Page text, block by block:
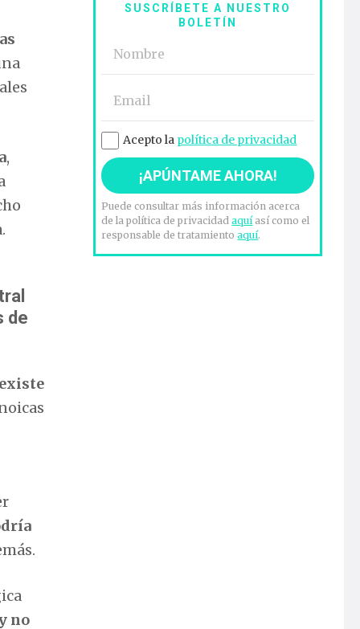
,
de
no
SUSCRÍBETE A NUESTRO
BOLETÍN
Acepto la política de privacidad
Puede consultar más información acerca
de la política de privacidadaquíasí como el
responsable de tratamientoaquí.